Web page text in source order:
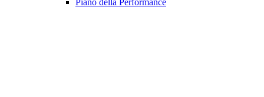
Piano della Performance